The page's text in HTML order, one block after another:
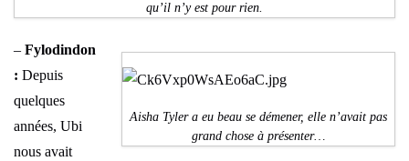
qu’il n’y est pour rien.
Aisha Tyler a eu beau se démener, elle n’avait pas
grand chose à présenter…
– Fylodindon
: Depuis
quelques
années, Ubi
nous avait